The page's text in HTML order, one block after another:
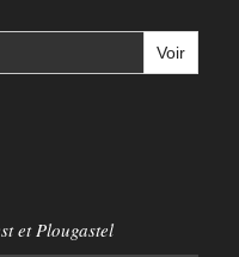
et Plougastel